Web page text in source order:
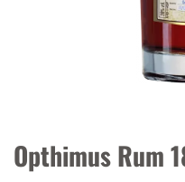
Opthimus Rum